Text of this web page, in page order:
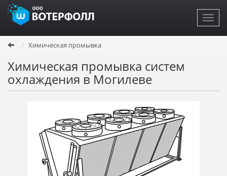
Перейти
основному
содержанию
Химическая промывка
Химическая промывка систем
охлаждения в Могилеве